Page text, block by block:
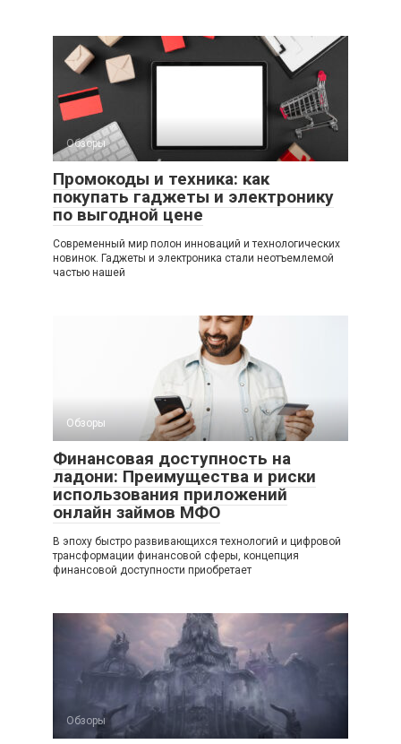
Обзоры
Промокоды и техника: как
покупать гаджеты и электронику
по выгодной цене
Современный мир полон инноваций и технологических
новинок. Гаджеты и электроника стали неотъемлемой
частью нашей
Обзоры
Финансовая доступность на
ладони: Преимущества и риски
использования приложений
онлайн займов МФО
В эпоху быстро развивающихся технологий и цифровой
трансформации финансовой сферы, концепция
финансовой доступности приобретает
Обзоры